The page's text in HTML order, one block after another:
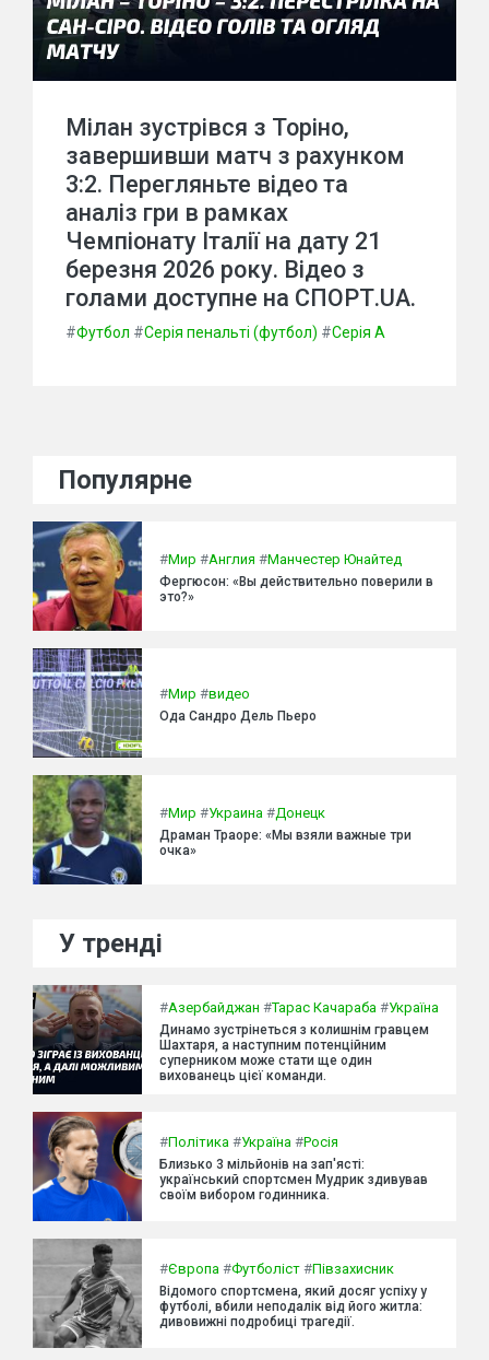
Мілан зустрівся з Торіно,
завершивши матч з рахунком
3:2. Перегляньте відео та
аналіз гри в рамках
Чемпіонату Італії на дату 21
березня 2026 року. Відео з
голами доступне на СПОРТ.UA.
#Футбол #Серія пенальті (футбол) #Серія А
Популярне
#Мир #Англия #Манчестер Юнайтед
Фергюсон: «Вы действительно поверили в
это?»
#Мир #видео
Ода Сандро Дель Пьеро
#Мир #Украина #Донецк
Драман Траоре: «Мы взяли важные три
очка»
У тренді
#Азербайджан #Тарас Качараба #Україна
Динамо зустрінеться з колишнім гравцем
Шахтаря, а наступним потенційним
суперником може стати ще один
вихованець цієї команди.
#Політика #Україна #Росія
Близько 3 мільйонів на зап'ясті:
український спортсмен Мудрик здивував
своїм вибором годинника.
#Європа #Футболіст #Півзахисник
Відомого спортсмена, який досяг успіху у
футболі, вбили неподалік від його житла:
дивовижні подробиці трагедії.